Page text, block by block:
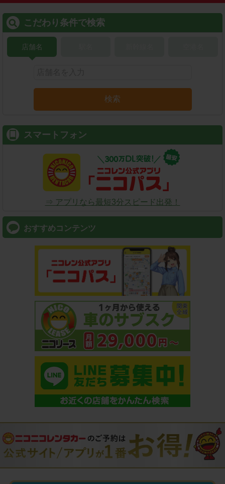
こだわり条件で検索
店舗名
検索
スマートフォン
⇒ アプリなら最短3分スピード出発！
おすすめコンテンツ